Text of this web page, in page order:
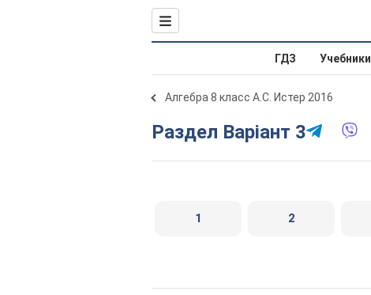
ГДЗ Учебники
Алгебра 8 класс А.С. Истер 2016
Раздел Варіант 3
1 2